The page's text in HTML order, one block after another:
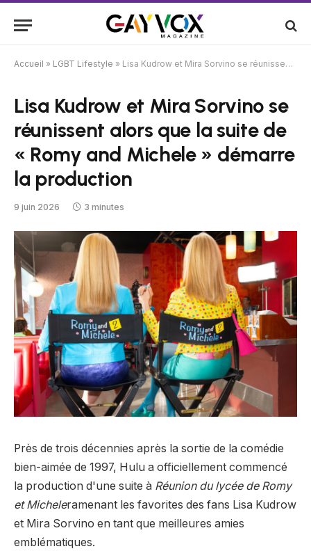
Accueil » LGBT Lifestyle » Lisa Kudrow et Mira Sorvino se réunissent alors que la suite de « Romy and Michele » démarre la production
Lisa Kudrow et Mira Sorvino se
réunissent alors que la suite de
« Romy and Michele » démarre
la production
9 juin 2026 3 minutes
Près de trois décennies après la sortie de la comédie
bien-aimée de 1997, Hulu a officiellement commencé
la production d'une suite à Réunion du lycée de Romy
et Micheleramenant les favorites des fans Lisa Kudrow
et Mira Sorvino en tant que meilleures amies
emblématiques.